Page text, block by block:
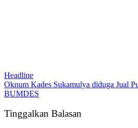
Headline
Oknum Kades Sukamulya diduga Jual
BUMDES
Tinggalkan Balasan